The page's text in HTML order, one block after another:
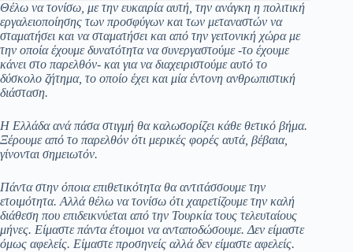
Θέλω να τονίσω, με την ευκαιρία αυτή, την ανάγκη η πολιτική
εργαλειοποίησης των προσφύγων και των μεταναστών να
σταματήσει και να σταματήσει και από την γειτονική χώρα με
την οποία έχουμε δυνατότητα να συνεργαστούμε -το έχουμε
κάνει στο παρελθόν- και για να διαχειριστούμε αυτό το
δύσκολο ζήτημα, το οποίο έχει και μία έντονη ανθρωπιστική
διάσταση.
Η Ελλάδα ανά πάσα στιγμή θα καλωσορίζει κάθε θετικό βήμα.
Ξέρουμε από το παρελθόν ότι μερικές φορές αυτά, βέβαια,
γίνονται σημειωτόν.
Πάντα στην όποια επιθετικότητα θα αντιτάσσουμε την
ετοιμότητα. Αλλά θέλω να τονίσω ότι χαιρετίζουμε την καλή
διάθεση που επιδεικνύεται από την Τουρκία τους τελευταίους
μήνες. Είμαστε πάντα έτοιμοι να ανταποδώσουμε. Δεν είμαστε
όμως αφελείς. Είμαστε προσηνείς αλλά δεν είμαστε αφελείς.